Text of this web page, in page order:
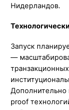
Нидерландов.
Запуск
—
Дополнительно
proof